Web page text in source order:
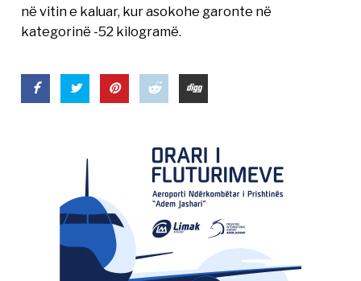
në vitin e kaluar, kur asokohe garonte në
kategorinë -52 kilogramë.